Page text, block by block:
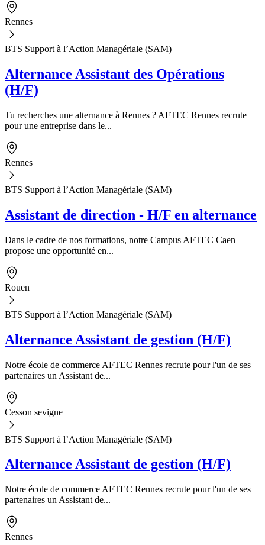
Rennes
BTS Support à l’Action Managériale (SAM)
Alternance Assistant des Opérations
(H/F)
Tu recherches une alternance à Rennes ? AFTEC Rennes recrute
pour une entreprise dans le...
Rennes
BTS Support à l’Action Managériale (SAM)
Assistant de direction - H/F en alternance
Dans le cadre de nos formations, notre Campus AFTEC Caen
propose une opportunité en...
Rouen
BTS Support à l’Action Managériale (SAM)
Alternance Assistant de gestion (H/F)
Notre école de commerce AFTEC Rennes recrute pour l'un de ses
partenaires un Assistant de...
Cesson sevigne
BTS Support à l’Action Managériale (SAM)
Alternance Assistant de gestion (H/F)
Notre école de commerce AFTEC Rennes recrute pour l'un de ses
partenaires un Assistant de...
Rennes